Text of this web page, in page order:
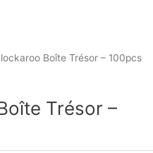
Boîte Trésor – 100pcs
Trésor –